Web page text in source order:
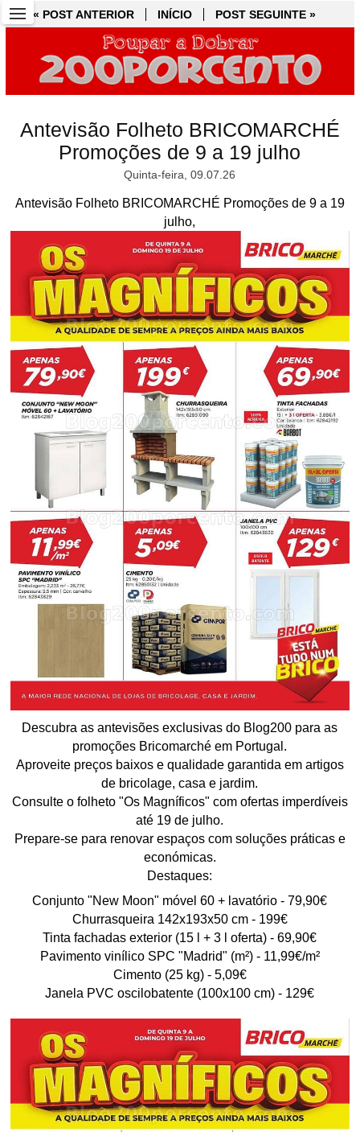
« POST ANTERIOR INÍCIO POST SEGUINTE »
Antevisão Folheto BRICOMARCHÉ
Promoções de 9 a 19 julho
Quinta-feira, 09.07.26
Antevisão Folheto BRICOMARCHÉ Promoções de 9 a 19
julho,
Descubra as antevisões exclusivas do Blog200 para as
promoções Bricomarché em Portugal.
Aproveite preços baixos e qualidade garantida em artigos
de bricolage, casa e jardim.
Consulte o folheto "Os Magníficos" com ofertas imperdíveis
até 19 de julho.
Prepare-se para renovar espaços com soluções práticas e
económicas.
Destaques:
Conjunto "New Moon" móvel 60 + lavatório - 79,90€
Churrasqueira 142x193x50 cm - 199€
Tinta fachadas exterior (15 l + 3 l oferta) - 69,90€
Pavimento vinílico SPC "Madrid" (m²) - 11,99€/m²
Cimento (25 kg) - 5,09€
Janela PVC oscilobatente (100x100 cm) - 129€
« POST ANTERIOR INÍCIO POST SEGUINTE »